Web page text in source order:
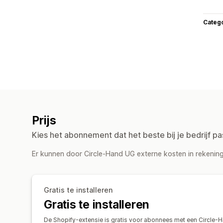
Prijs
Kies het abonnement dat het beste bij je bedrijf
Er kunnen door Circle-Hand UG externe kosten in
Gratis te installeren
Gratis te installeren
De Shopify-extensie is gratis voor abonnees met een Circle-